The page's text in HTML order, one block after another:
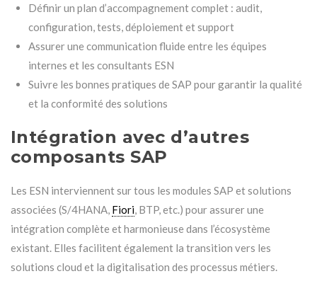
Définir un plan d’accompagnement complet : audit,
configuration, tests, déploiement et support
Assurer une communication fluide entre les équipes
internes et les consultants ESN
Suivre les bonnes pratiques de SAP pour garantir la qualité
et la conformité des solutions
Intégration avec d’autres
composants SAP
Les ESN interviennent sur tous les modules SAP et solutions
associées (S/4HANA, Fiori , BTP, etc.) pour assurer une
intégration complète et harmonieuse dans l’écosystème
existant. Elles facilitent également la transition vers les
solutions cloud et la digitalisation des processus métiers.